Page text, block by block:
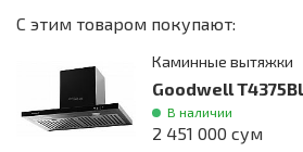
С этим товаром покупают:
Каминные вытяжки
Goodwell T4375BL
В наличии
2 451 000 сум